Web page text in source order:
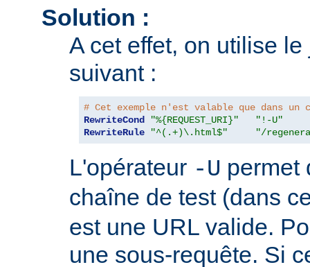
Solution :
A cet effet, on utilise
suivant :
# Cet exemple n'est valable que dans un
RewriteCond
"%{REQUEST_URI}"
"!-U"
RewriteRule
"^(.+)\.html$" "/
L'opérateur -U permet
chaîne de test (dans
est une URL valide.
une sous-requête. Si